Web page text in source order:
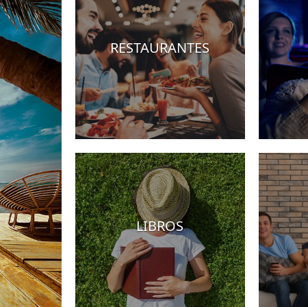
RESTAURANTES
LIBROS